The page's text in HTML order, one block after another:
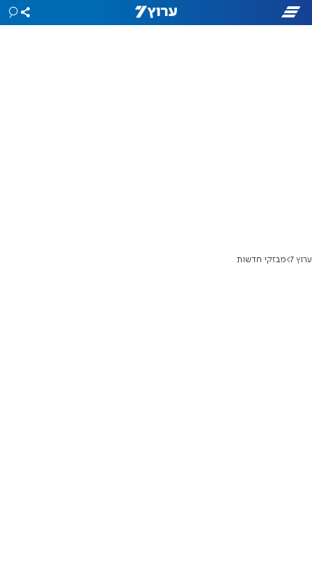
ערוץ 7 מבזקי חדשות